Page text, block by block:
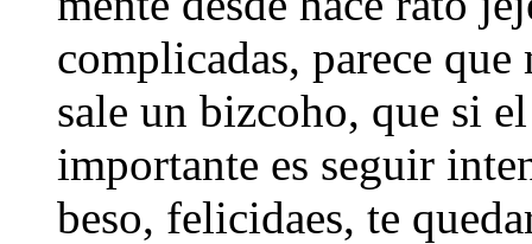
complicadas, parece
sale un bizcoho, que si
importante es seguir
beso, felicidaes, te